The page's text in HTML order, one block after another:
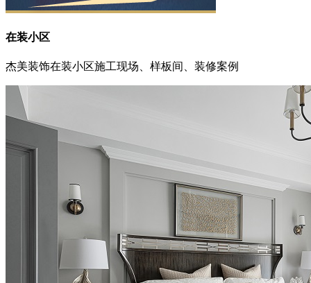
在装小区
杰美装饰在装小区施工现场、样板间、装修案例